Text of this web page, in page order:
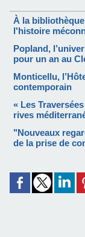
À la
l'histoire
Popland,
pour un an au
Monticellu,
contemporain
« Les
rives
"Nouveaux
de la prise de